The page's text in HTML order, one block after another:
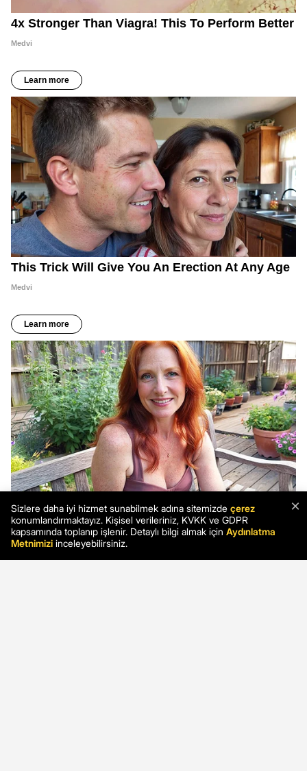
×
Sizlere daha iyi hizmet sunabilmek adına sitemizde çerez
konumlandırmaktayız. Kişisel verileriniz, KVKK ve GDPR
kapsamında toplanıp işlenir. Detaylı bilgi almak için Aydınlatma
Metnimizi inceleyebilirsiniz.